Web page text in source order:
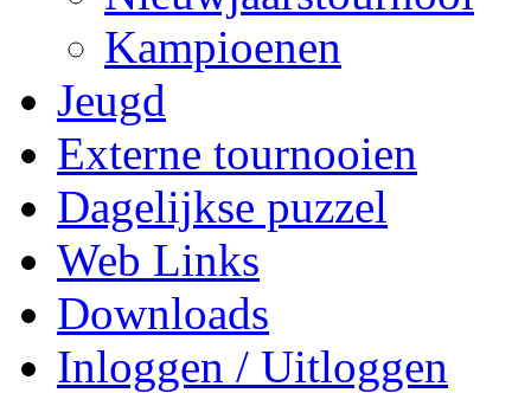
Kampioenen
Jeugd
Externe tournooien
Dagelijkse puzzel
Web Links
Downloads
Inloggen / Uitloggen